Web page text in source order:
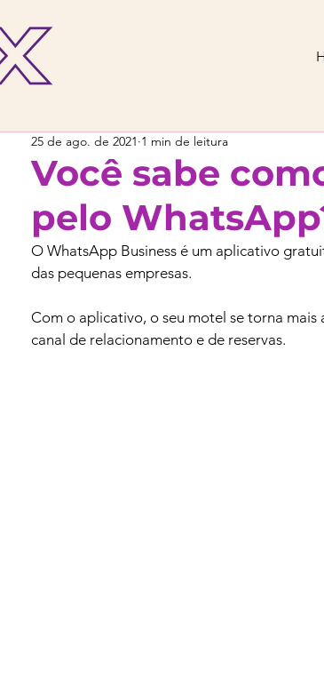
Você sabe
pelo
25 de ago. de 2021 1 min de leitura
O WhatsApp Business é um aplicativo
das pequenas empresas.
Com o aplicativo, o seu motel se torna mais
canal de relacionamento e de reservas.